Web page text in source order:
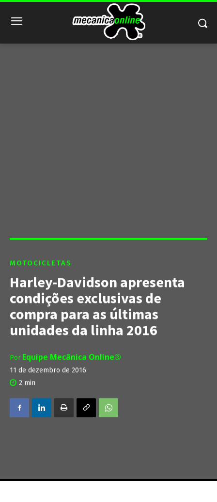
MOTOCICLETAS
Harley-Davidson apresenta
condições exclusivas de
compra para as últimas
unidades da linha 2016
Por Equipe Mecânica Online®
11 de dezembro de 2016
2 min